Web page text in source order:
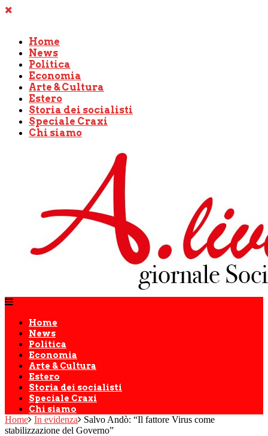
Home
News
Politica
Economia
Arte & Cultura
Estero
Storia dei socialisti
Speciale Craxi
Chi siamo
Home
News
Politica
Economia
Arte & Cultura
Estero
Storia dei socialisti
Speciale Craxi
Chi siamo
Home In evidenza
Salvo Andò: “Il fattore Virus come
stabilizzazione del Governo”